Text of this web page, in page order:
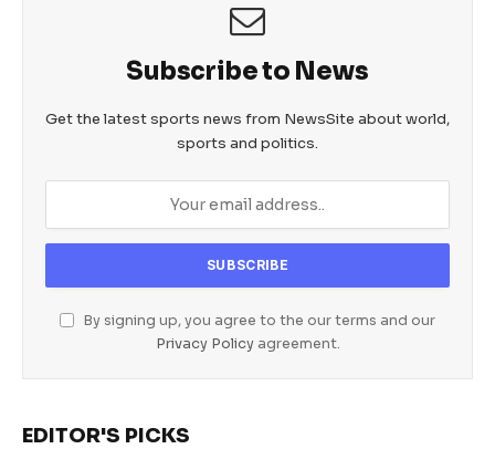
Subscribe to News
Get the latest sports news from NewsSite about world,
sports and politics.
By signing up, you agree to the our terms and our
Privacy Policyagreement.
EDITOR'S PICKS